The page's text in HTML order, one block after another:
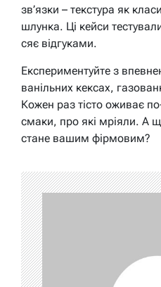
зв’язки – текстура як
шлунка. Ці кейси
сяє відгуками.
Експериментуйте з
ванільних кексах,
Кожен раз тісто оживає
смаки, про які мріяли. А
стане вашим фірмовим?